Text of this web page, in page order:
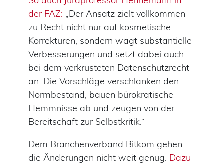
der FAZ: „Der Ansatz zielt vollkommen
zu Recht nicht nur auf kosmetische
Korrekturen, sondern wagt substantielle
Verbesserungen und setzt dabei auch
bei dem verkrusteten Datenschutzrecht
an. Die Vorschläge verschlanken den
Normbestand, bauen bürokratische
Hemmnisse ab und zeugen von der
Bereitschaft zur Selbstkritik.“
Dem Branchenverband Bitkom gehen
die Änderungen nicht weit genug. Dazu